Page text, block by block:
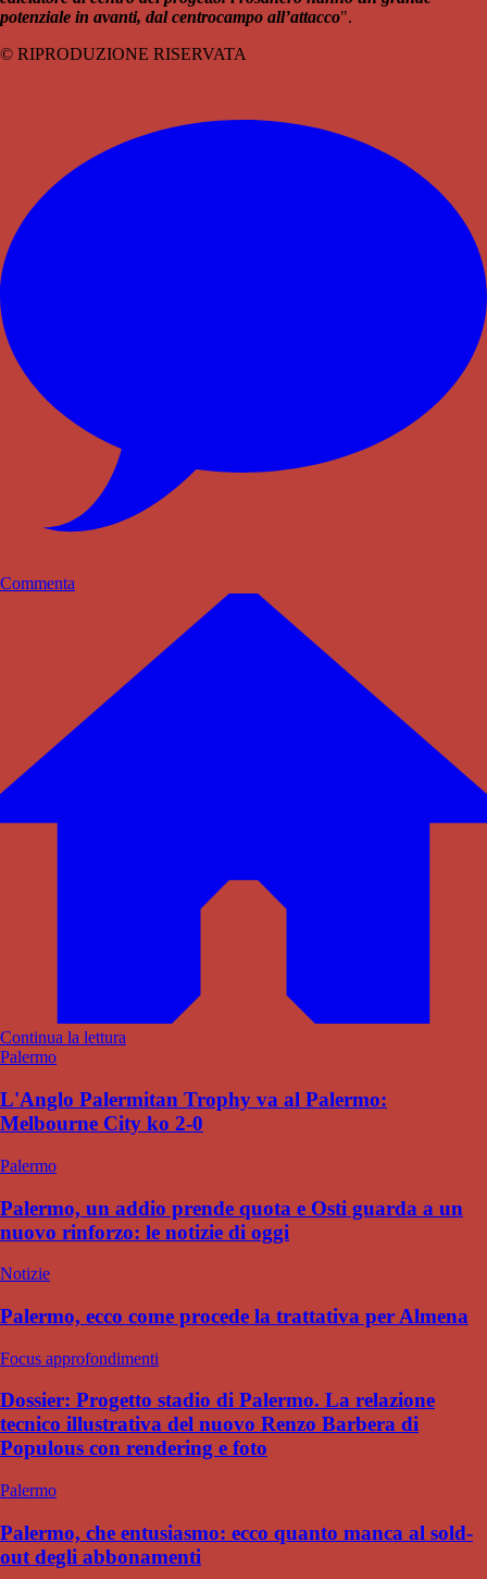
potenziale in avanti, dal centrocampo all’attacco".
© RIPRODUZIONE RISERVATA
Commenta
Continua la lettura
Palermo
L'Anglo Palermitan Trophy va al Palermo:
Melbourne City ko 2-0
Palermo
Palermo, un addio prende quota e Osti guarda a un
nuovo rinforzo: le notizie di oggi
Notizie
Palermo, ecco come procede la trattativa per Almena
Focus approfondimenti
Dossier: Progetto stadio di Palermo. La relazione
tecnico illustrativa del nuovo Renzo Barbera di
Populous con rendering e foto
Palermo
Palermo, che entusiasmo: ecco quanto manca al sold-
out degli abbonamenti